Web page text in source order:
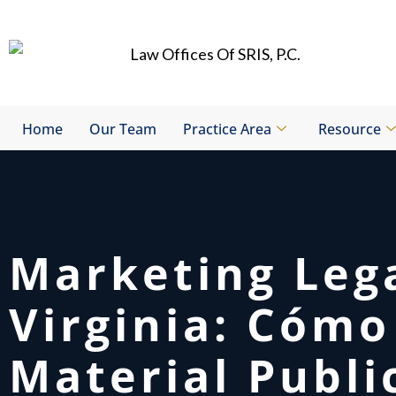
to
Home Our Team Practice Area Resource
Marketing
Virginia:
Material